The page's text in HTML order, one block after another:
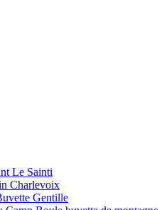
Le Sainti
Charlevoix
Gentille